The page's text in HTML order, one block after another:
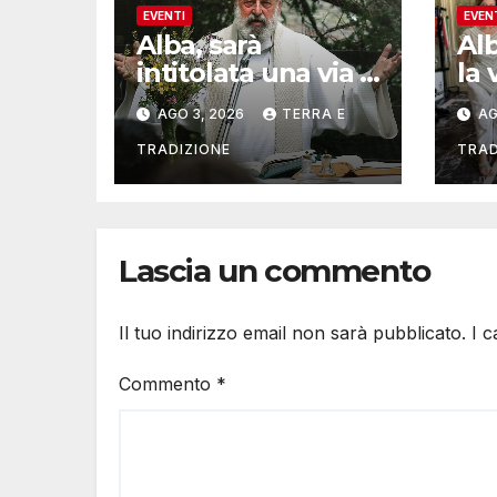
EVENTI
Alba, sarà
intitolata una via a
Don Valentino
Vaccaneo
AGO 3, 2026 TERRA E
TRADIZIONE
la
Lascia un commento
Il tuo indirizzo email non sarà pubblicato. I
Commento *